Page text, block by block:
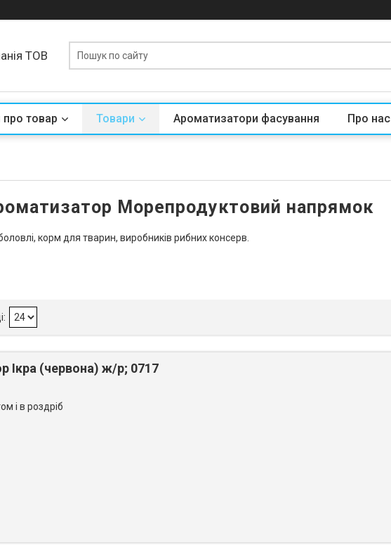
ТОВ
про товар Товари Ароматизатори фасування Про нас
Морепродуктовий напрямок
корм для тварин, виробників рибних консерв.
Ікра (червона) ж/р; 0717
і в роздріб